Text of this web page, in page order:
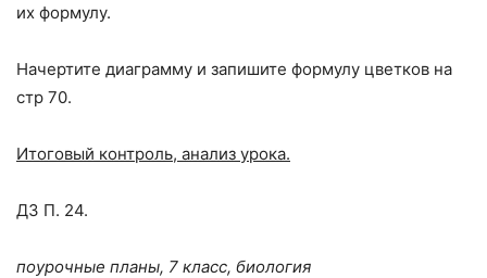
их формулу.
Начертите диаграмму и запишите формулу цветков на
стр 70.
Итоговый контроль, анализ урока.
ДЗ П. 24.
поурочные планы, 7 класс, биология